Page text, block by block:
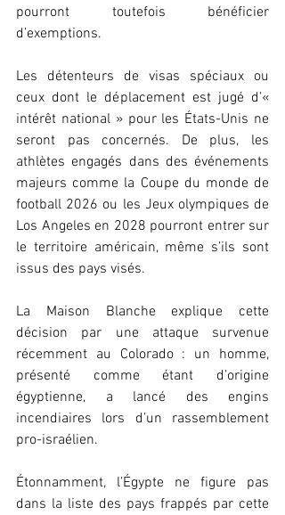
pourront toutefois bénéficier
d’exemptions.
Les détenteurs de visas spéciaux ou
ceux dont le déplacement est jugé d’«
intérêt national » pour les États-Unis ne
seront pas concernés. De plus, les
athlètes engagés dans des événements
majeurs comme la Coupe du monde de
football 2026 ou les Jeux olympiques de
Los Angeles en 2028 pourront entrer sur
le territoire américain, même s’ils sont
issus des pays visés.
La Maison Blanche explique cette
décision par une attaque survenue
récemment au Colorado : un homme,
présenté comme étant d’origine
égyptienne, a lancé des engins
incendiaires lors d’un rassemblement
pro-israélien.
Étonnamment, l’Égypte ne figure pas
dans la liste des pays frappés par cette